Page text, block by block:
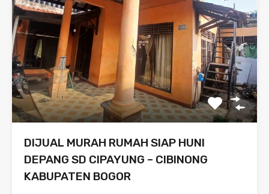
DIJUAL MURAH RUMAH SIAP HUNI
DEPANG SD CIPAYUNG – CIBINONG
KABUPATEN BOGOR